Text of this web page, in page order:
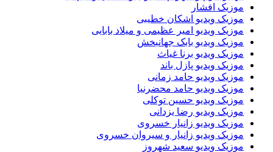
موزیک افشار
موزیک ویدیو اشکان خطیبی
موزیک ویدیو امیر عظیمی و میلاد بابایی
موزیک ویدیو بابک جهانبخش
موزیک ویدیو برنا غیاث
موزیک ویدیو پازل باند
موزیک ویدیو حامد زمانی
موزیک ویدیو حامد محضرنیا
موزیک ویدیو حسین توکلی
موزیک ویدیو رضا یزدانی
موزیک ویدیو زانیار خسروی
موزیک ویدیو زانیار و سیروان خسروی
موزیک ویدیو سعید شهروز